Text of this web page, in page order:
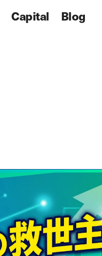
Capital Blog